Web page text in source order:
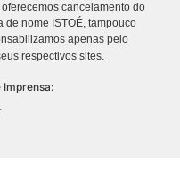
cancelamento do
de nome ISTOÉ, tampouco
apenas pelo
respectivos sites.
Imprensa: